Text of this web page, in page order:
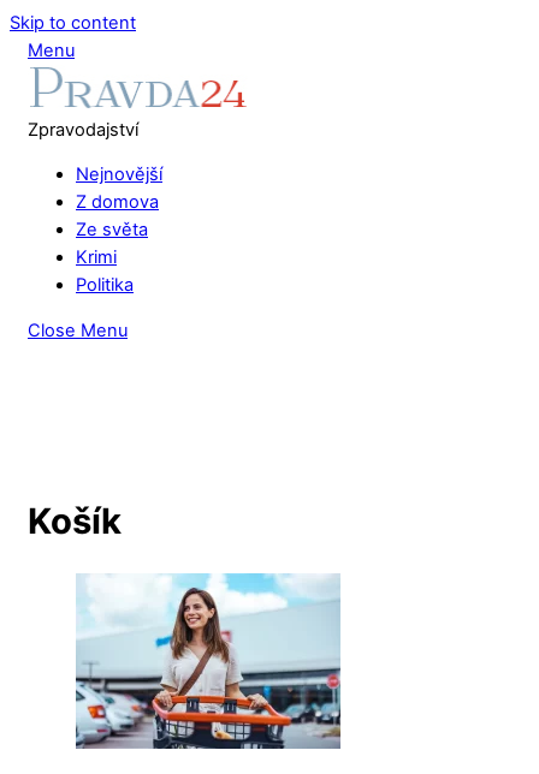
Skip to content
Menu
Zpravodajství
Nejnovější
Z domova
Ze světa
Krimi
Politika
Close Menu
Košík